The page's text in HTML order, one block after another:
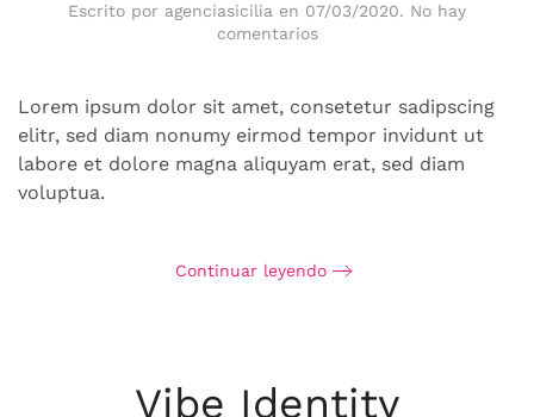
Escrito por agenciasicilia en 07/03/2020. No hay
comentariosen
Lorem ipsum dolor sit amet, consetetur sadipscing
elitr, sed diam nonumy eirmod tempor invidunt ut
labore et dolore magna aliquyam erat, sed diam
voluptua.
Continuar leyendo
Vibe Identity